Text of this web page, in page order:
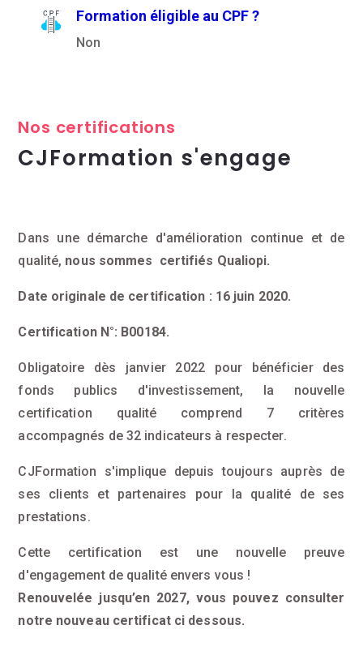
Formation éligible au CPF ?
Non
Nos certifications
CJFormation s'engage
Dans une démarche d'amélioration continue et de
qualité, nous sommes certifiés Qualiopi.
Date originale de certification : 16 juin 2020.
Certification N°: B00184.
Obligatoire dès janvier 2022 pour bénéficier des
fonds publics d'investissement, la nouvelle
certification qualité comprend 7 critères
accompagnés de 32 indicateurs à respecter.
CJFormation s'implique depuis toujours auprès de
ses clients et partenaires pour la qualité de ses
prestations.
Cette certification est une nouvelle preuve
d'engagement de qualité envers vous !
Renouvelée jusqu’en 2027, vous pouvez consulter
notre nouveau certificat ci dessous.